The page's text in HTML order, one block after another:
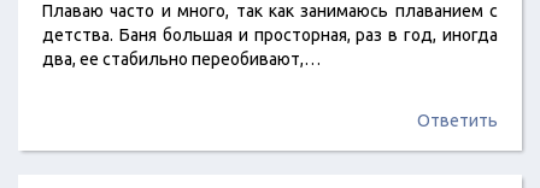
Плаваю часто и много, так как занимаюсь плаванием с
детства. Баня большая и просторная, раз в год, иногда
два, ее стабильно переобивают,…
Ответить